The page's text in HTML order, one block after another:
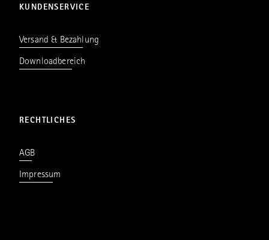
KUNDENSERVICE
Versand & Bezahlung
Downloadbereich
RECHTLICHES
AGB
Impressum